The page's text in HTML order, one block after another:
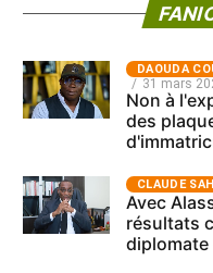
‎DAOUDA
31 mars
Non à
des
CLAUDE
Avec
résultats